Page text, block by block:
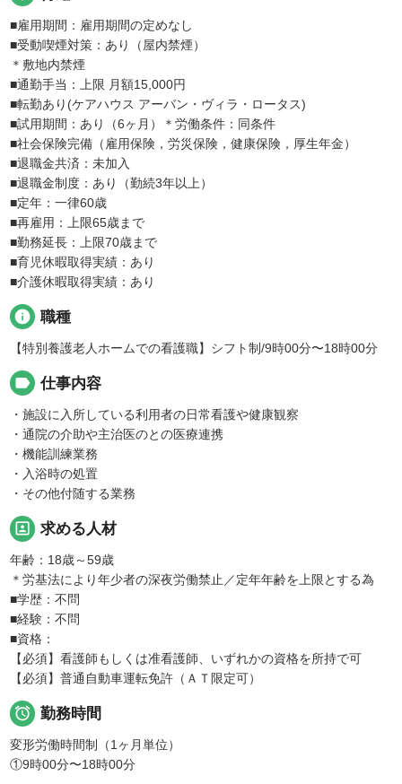
■雇用期間：雇用期間の定めなし
■受動喫煙対策：あり（屋内禁煙）
＊敷地内禁煙
■通勤手当：上限 月額15,000円
■転勤あり(ケアハウス アーバン・ヴィラ・ロータス)
■試用期間：あり（6ヶ月）＊労働条件：同条件
■社会保険完備（雇用保険，労災保険，健康保険，厚生年金）
■退職金共済：未加入
■退職金制度：あり（勤続3年以上）
■定年：一律60歳
■再雇用：上限65歳まで
■勤務延長：上限70歳まで
■育児休暇取得実績：あり
■介護休暇取得実績：あり
info 職種
【特別養護老人ホームでの看護職】シフト制/9時00分〜18時00分
label 仕事内容
・施設に入所している利用者の日常看護や健康観察
・通院の介助や主治医のとの医療連携
・機能訓練業務
・入浴時の処置
・その他付随する業務
portrait 求める人材
年齢：18歳～59歳
＊労基法により年少者の深夜労働禁止／定年年齢を上限とする為
■学歴：不問
■経験：不問
■資格：
【必須】看護師もしくは准看護師、いずれかの資格を所持で可
【必須】普通自動車運転免許（ＡＴ限定可）
 勤務時間
変形労働時間制（1ヶ月単位）
①9時00分〜18時00分